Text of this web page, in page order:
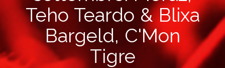
Teho Teardo & Blixa
Bargeld, C'Mon
Tigre